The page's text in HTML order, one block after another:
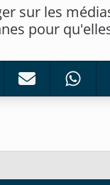
sur les
pour